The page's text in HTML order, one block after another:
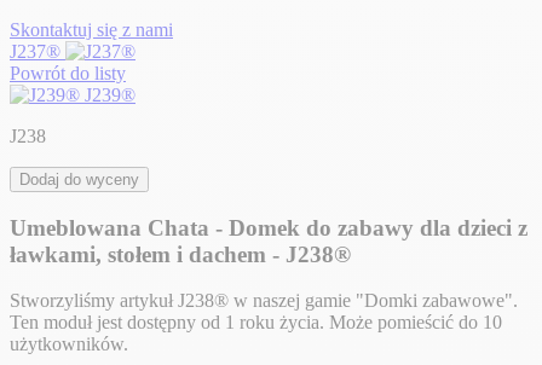
Skontaktuj się z nami
J237®
Powrót do listy
J239®
J238
Dodaj do wyceny
Umeblowana Chata - Domek do zabawy dla dzieci z
ławkami, stołem i dachem - J238®
Stworzyliśmy artykuł J238® w naszej gamie "Domki zabawowe".
Ten moduł jest dostępny od 1 roku życia. Może pomieścić do 10
użytkowników.